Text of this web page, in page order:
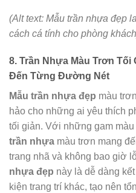
(Alt text: Mẫu trần nhựa đẹp
cách cá tính cho phòng
8. Trần Nhựa Màu Trơn Tối
Đến Từng Đường Nét
Mẫu trần nhựa đẹp màu
hảo cho những ai yêu thích
tối giản. Với những gam
trần nhựa màu trơn mang
trang nhã và không bao giờ
nhựa đẹp này là dễ dàng
kiện trang trí khác, tạo nên